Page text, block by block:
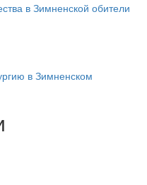
в Зимненской обители
в Зимненском